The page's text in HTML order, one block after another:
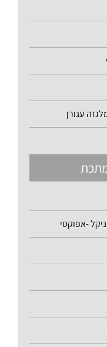
עגורן
-אפוקסי